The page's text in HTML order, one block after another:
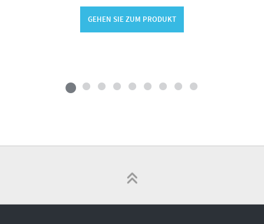
GEHEN SIE ZUM PRODUKT